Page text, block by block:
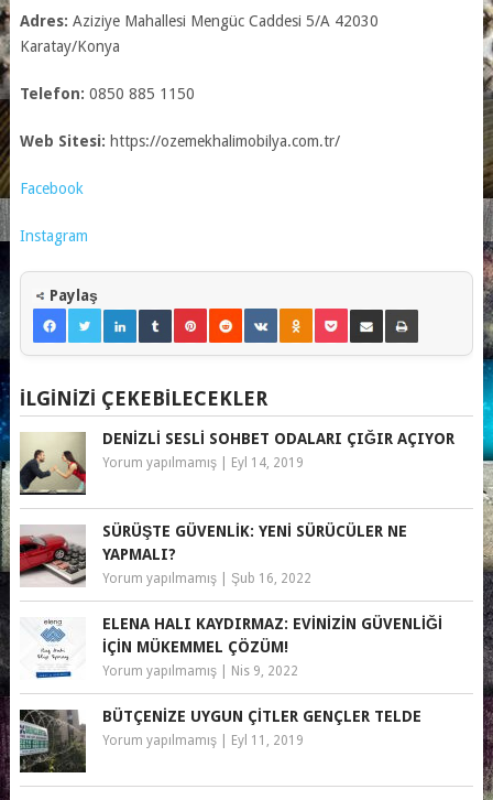
Adres: Aziziye Mahallesi Mengüc Caddesi 5/A 42030
Karatay/Konya
Telefon: 0850 885 1150
Web Sitesi: https://ozemekhalimobilya.com.tr/
Facebook
Instagram
Paylaş
İLGINIZI ÇEKEBILECEKLER
DENIZLI SESLI SOHBET ODALARI ÇIĞIR AÇIYOR
Yorum yapılmamış| Eyl 14, 2019
SÜRÜŞTE GÜVENLIK: YENI SÜRÜCÜLER NE
YAPMALI?
Yorum yapılmamış| Şub 16, 2022
ELENA HALI KAYDIRMAZ: EVINIZIN GÜVENLIĞI
İÇIN MÜKEMMEL ÇÖZÜM!
Yorum yapılmamış| Nis 9, 2022
BÜTÇENIZE UYGUN ÇITLER GENÇLER TELDE
Yorum yapılmamış| Eyl 11, 2019